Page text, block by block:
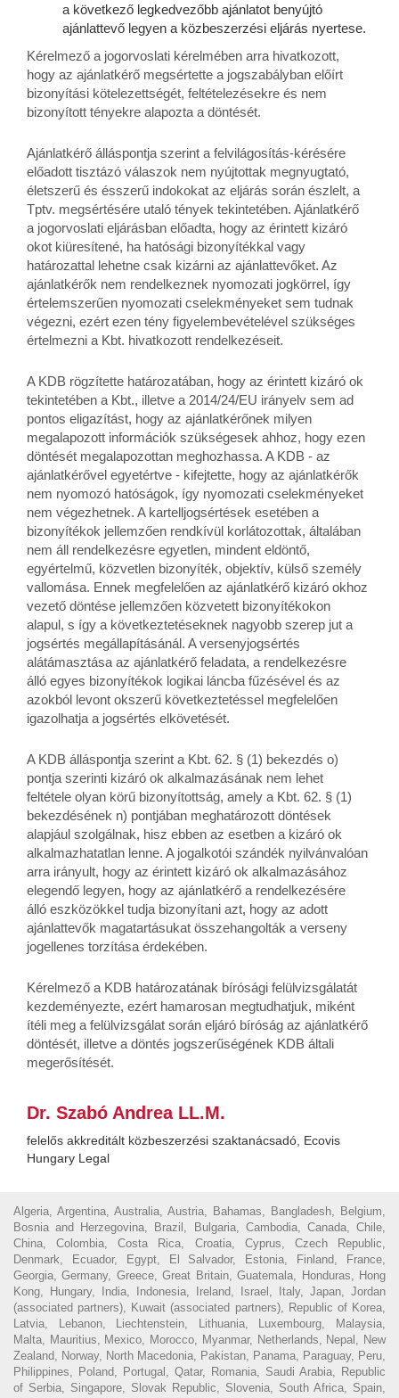
a következő legkedvezőbb ajánlatot benyújtó
ajánlattevő legyen a közbeszerzési eljárás nyertese.
Kérelmező a jogorvoslati kérelmében arra hivatkozott,
hogy az ajánlatkérő megsértette a jogszabályban előírt
bizonyítási kötelezettségét, feltételezésekre és nem
bizonyított tényekre alapozta a döntését.
Ajánlatkérő álláspontja szerint a felvilágosítás-kérésére
előadott tisztázó válaszok nem nyújtottak megnyugtató,
életszerű és ésszerű indokokat az eljárás során észlelt, a
Tptv. megsértésére utaló tények tekintetében. Ajánlatkérő
a jogorvoslati eljárásban előadta, hogy az érintett kizáró
okot kiüresítené, ha hatósági bizonyítékkal vagy
határozattal lehetne csak kizárni az ajánlattevőket. Az
ajánlatkérők nem rendelkeznek nyomozati jogkörrel, így
értelemszerűen nyomozati cselekményeket sem tudnak
végezni, ezért ezen tény figyelembevételével szükséges
értelmezni a Kbt. hivatkozott rendelkezéseit.
A KDB rögzítette határozatában, hogy az érintett kizáró ok
tekintetében a Kbt., illetve a 2014/24/EU irányelv sem ad
pontos eligazítást, hogy az ajánlatkérőnek milyen
megalapozott információk szükségesek ahhoz, hogy ezen
döntését megalapozottan meghozhassa. A KDB - az
ajánlatkérővel egyetértve - kifejtette, hogy az ajánlatkérők
nem nyomozó hatóságok, így nyomozati cselekményeket
nem végezhetnek. A kartelljogsértések esetében a
bizonyítékok jellemzően rendkívül korlátozottak, általában
nem áll rendelkezésre egyetlen, mindent eldöntő,
egyértelmű, közvetlen bizonyíték, objektív, külső személy
vallomása. Ennek megfelelően az ajánlatkérő kizáró okhoz
vezető döntése jellemzően közvetett bizonyítékokon
alapul, s így a következtetéseknek nagyobb szerep jut a
jogsértés megállapításánál. A versenyjogsértés
alátámasztása az ajánlatkérő feladata, a rendelkezésre
álló egyes bizonyítékok logikai láncba fűzésével és az
azokból levont okszerű következtetéssel megfelelően
igazolhatja a jogsértés elkövetését.
A KDB álláspontja szerint a Kbt. 62. § (1) bekezdés o)
pontja szerinti kizáró ok alkalmazásának nem lehet
feltétele olyan körű bizonyítottság, amely a Kbt. 62. § (1)
bekezdésének n) pontjában meghatározott döntések
alapjául szolgálnak, hisz ebben az esetben a kizáró ok
alkalmazhatatlan lenne. A jogalkotói szándék nyilvánvalóan
arra irányult, hogy az érintett kizáró ok alkalmazásához
elegendő legyen, hogy az ajánlatkérő a rendelkezésére
álló eszközökkel tudja bizonyítani azt, hogy az adott
ajánlattevők magatartásukat összehangolták a verseny
jogellenes torzítása érdekében.
Kérelmező a KDB határozatának bírósági felülvizsgálatát
kezdeményezte, ezért hamarosan megtudhatjuk, miként
ítéli meg a felülvizsgálat során eljáró bíróság az ajánlatkérő
döntését, illetve a döntés jogszerűségének KDB általi
megerősítését.
Dr. Szabó Andrea LL.M.
felelős akkreditált közbeszerzési szaktanácsadó, Ecovis
Hungary Legal
Algeria, Argentina, Australia, Austria, Bahamas, Bangladesh, Belgium,
Bosnia and Herzegovina, Brazil, Bulgaria, Cambodia, Canada, Chile,
China, Colombia, Costa Rica, Croatia, Cyprus, Czech Republic,
Denmark, Ecuador, Egypt, El Salvador, Estonia, Finland, France,
Georgia, Germany, Greece, Great Britain, Guatemala, Honduras, Hong
Kong, Hungary, India, Indonesia, Ireland, Israel, Italy, Japan, Jordan
(associated partners), Kuwait (associated partners), Republic of Korea,
Latvia, Lebanon, Liechtenstein, Lithuania, Luxembourg, Malaysia,
Malta, Mauritius, Mexico, Morocco, Myanmar, Netherlands, Nepal, New
Zealand, Norway, North Macedonia, Pakistan, Panama, Paraguay, Peru,
Philippines, Poland, Portugal, Qatar, Romania, Saudi Arabia, Republic
of Serbia, Singapore, Slovak Republic, Slovenia, South Africa, Spain,